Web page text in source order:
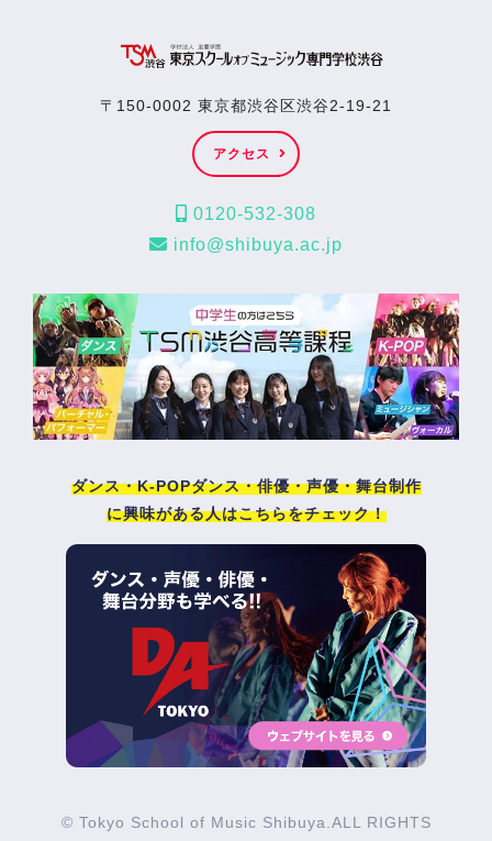
〒150-0002 東京都渋谷区渋谷2-19-21
アクセス
0120-532-308
info@shibuya.ac.jp
ダンス・K-POPダンス・俳優・声優・舞台制作
に興味がある人はこちらをチェック！
© Tokyo School of Music Shibuya.ALL RIGHTS